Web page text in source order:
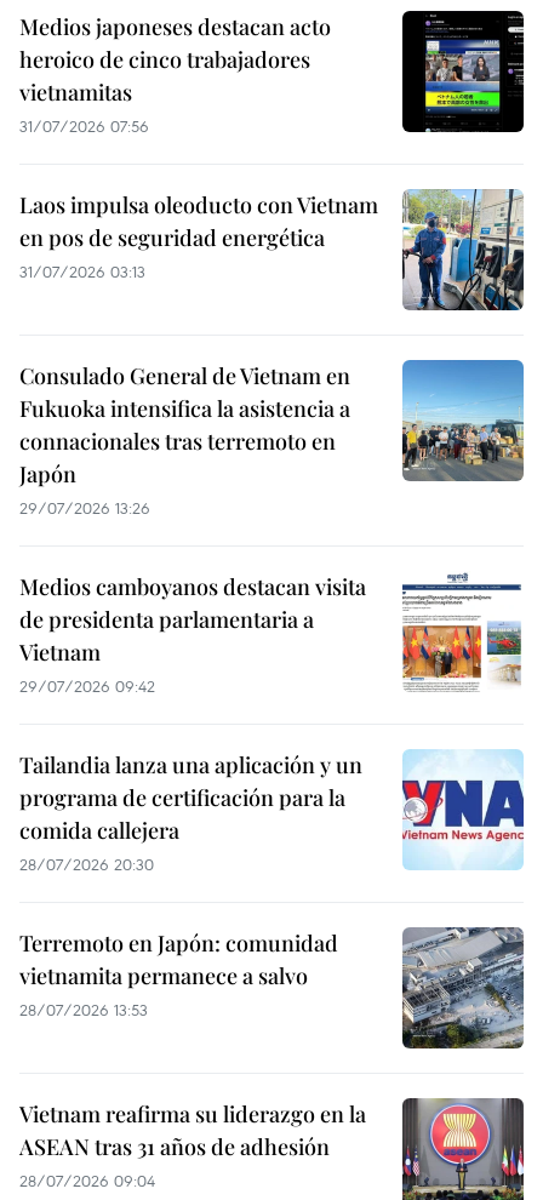
Medios japoneses destacan acto
heroico de cinco trabajadores
vietnamitas
31/07/2026 07:56
Laos impulsa oleoducto con Vietnam
en pos de seguridad energética
31/07/2026 03:13
Consulado General de Vietnam en
Fukuoka intensifica la asistencia a
connacionales tras terremoto en
Japón
29/07/2026 13:26
Medios camboyanos destacan visita
de presidenta parlamentaria a
Vietnam
29/07/2026 09:42
Tailandia lanza una aplicación y un
programa de certificación para la
comida callejera
28/07/2026 20:30
Terremoto en Japón: comunidad
vietnamita permanece a salvo
28/07/2026 13:53
Vietnam reafirma su liderazgo en la
ASEAN tras 31 años de adhesión
28/07/2026 09:04